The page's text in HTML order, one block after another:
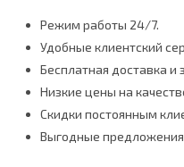
Режим работы 24/7.
Удобные клиентский
Бесплатная доставка и
Низкие цены на
Скидки постоянным
Выгодные